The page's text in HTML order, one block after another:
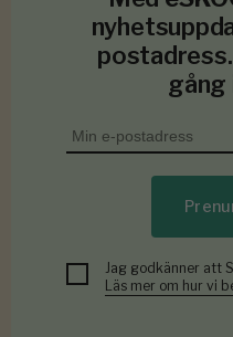
gång
Jag godkänner att
Läs mer om hur vi